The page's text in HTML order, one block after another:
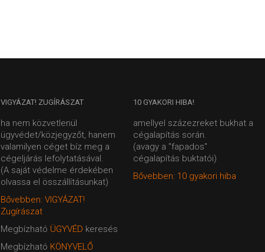
VIGYÁZAT! ZUGÍRÁSZAT
ha nem közvetlenül
ügyvédet/közjegyzőt, hanem
valamilyen céget bíz meg a
cégeljárás lefolytatásával.
(A saját védelme érdekében
olvassa el összállításunkat)
Bővebben: VIGYÁZAT!
Zugírászat
Megbízható ÜGYVÉD keresés
Megbízható KÖNYVELŐ
10 GYAKORI HIBA!
amellyel százezreket bukhat a
cégalapítás során.
(avagy a "fapados"
cégalapítás buktatói)
Bővebben: 10 gyakori hiba